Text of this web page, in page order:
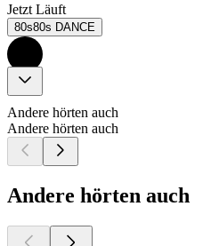
Jetzt Läuft
80s80s DANCE
Andere hörten auch
Andere hörten auch
Andere hörten auch